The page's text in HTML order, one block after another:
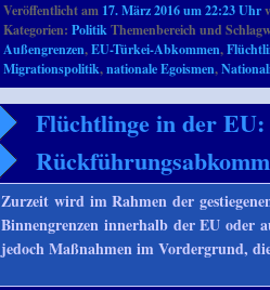
Veröffentlicht am 17. März 2016 um 22:23 Uhr
Kategorien:PolitikThemenbereich und
Außengrenzen,EU-Türkei-Abkommen,
Migrationspolitik,nationale Egoismen,
Flüchtlinge in der
Zurzeit wird im Rahmen der
Binnengrenzen innerhalb der EU oder
jedoch Maßnahmen im Vordergrund,